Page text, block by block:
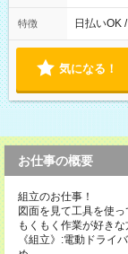
働8時間）
によって
特徴 日払いOK
気になる！
お仕事の概要
組立のお仕事！
図面を見て工具を使っ
もくもく作業が好きな
《組立》:電動ドライ